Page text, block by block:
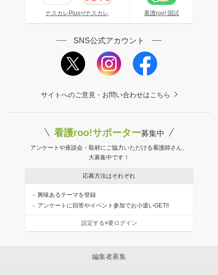
ナスカレPlus+/ナスカレ 看護roo! 国試
SNS公式アカウント
サイトへのご意見・お問い合わせはこちら
看護roo!サポーター募集中
アンケートや座談会・取材にご協力いただける看護師さん、
大募集中です！
応募方法はそれぞれ
興味あるテーマを登録
アンケートに回答やイベント参加でお小遣いGET!!
設定する※要ログイン
編集者募集